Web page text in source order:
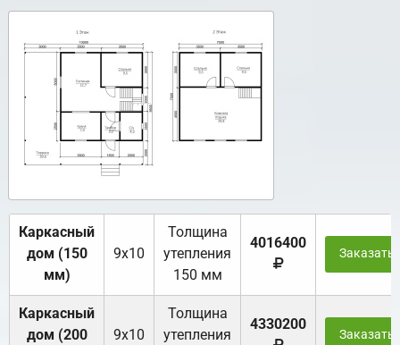
Каркасный
дом (150
мм)
9х10
Толщина
утепления
150 мм
4016400
Заказать
Каркасный
дом (200
9х10
Толщина
утепления
4330200
Заказать